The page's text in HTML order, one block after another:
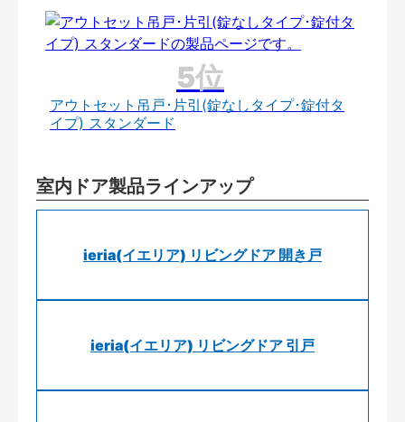
アウトセット吊戸･片引(錠なしタイプ･錠付タ
イプ) スタンダード
室内ドア製品ラインアップ
ieria(イエリア) リビングドア 開き戸
ieria(イエリア) リビングドア 引戸